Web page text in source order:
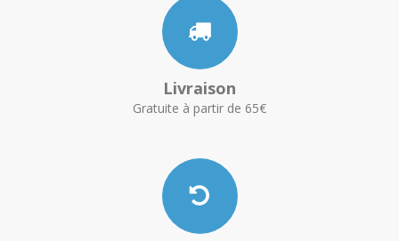
Livraison
Gratuite à partir de 65€